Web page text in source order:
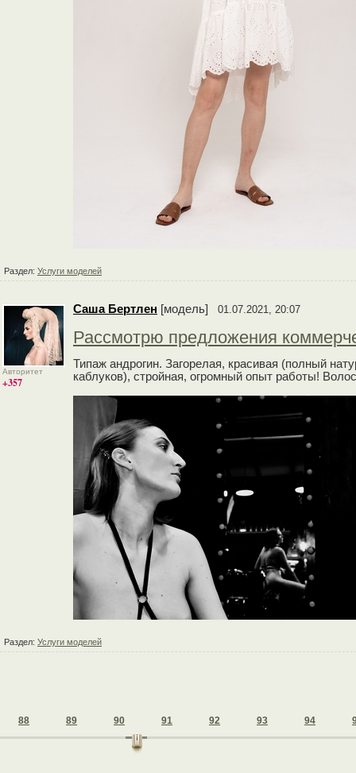
Раздел: Услуги моделей
Авторитет
+357
Cаша Бертлен [модель] 01.07.2021, 20:07
Рассмотрю предложения
Типаж андрогин. Загорелая, красивая (полный
каблуков), стройная, огромный опыт работы!
Раздел: Услуги моделей
88 89 90 91 92 93 94